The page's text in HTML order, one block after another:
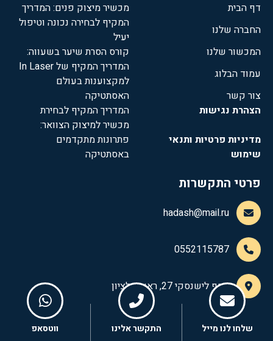
שלחו לנו מייל התקשר אלינו ווטסאפ
דף הבית
החברה שלנו
המכשור שלנו
עמוד הבלוג
צור קשר
הצהרת נגישות
מדיניות פרטיות ותנאי
שימוש
מכשיר מיצוק פנים: המדריך
המקיף לבחירה נכונה וטיפול
יעיל
קורס הסרת שיער בשעווה:
המדריך המקיף של In Laser
למקצוענות בעולם
האסתטיקה
המדריך המקיף לבחירת
מכשיר למיצוק הצוואר:
פתרונות מתקדמים
באסתטיקה
פרטי התקשרות
hadash@mail.ru
0552115787
יוסף לישנסקי 27, ראשון לציון